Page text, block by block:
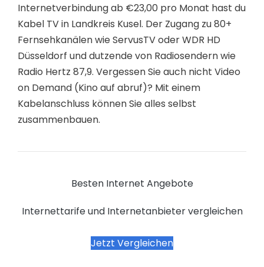
Internetverbindung ab €23,00 pro Monat hast du
Kabel TV in Landkreis Kusel. Der Zugang zu 80+
Fernsehkanälen wie ServusTV oder WDR HD
Düsseldorf und dutzende von Radiosendern wie
Radio Hertz 87,9. Vergessen Sie auch nicht Video
on Demand (Kino auf abruf)? Mit einem
Kabelanschluss können Sie alles selbst
zusammenbauen.
Besten Internet Angebote
Internettarife und Internetanbieter vergleichen
Jetzt Vergleichen